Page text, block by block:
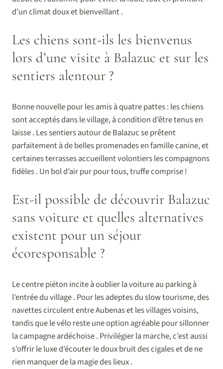
d’un climat doux et bienveillant .
Les chiens sont-ils les bienvenus
lors d’une visite à Balazuc et sur les
sentiers alentour ?
Bonne nouvelle pour les amis à quatre pattes : les chiens
sont acceptés dans le village, à condition d’être tenus en
laisse . Les sentiers autour de Balazuc se prêtent
parfaitement à de belles promenades en famille canine, et
certaines terrasses accueillent volontiers les compagnons
fidèles . Un bol d’air pur pour tous, truffe comprise !
Est-il possible de découvrir Balazuc
sans voiture et quelles alternatives
existent pour un séjour
écoresponsable ?
Le centre piéton incite à oublier la voiture au parking à
l’entrée du village . Pour les adeptes du slow tourisme, des
navettes circulent entre Aubenas et les villages voisins,
tandis que le vélo reste une option agréable pour sillonner
la campagne ardéchoise . Privilégier la marche, c’est aussi
s’offrir le luxe d’écouter le doux bruit des cigales et de ne
rien manquer de la magie des lieux .